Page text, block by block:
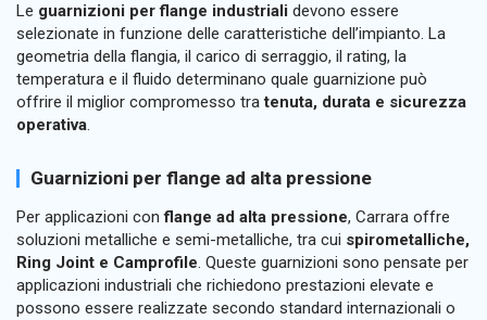
Le guarnizioni per flange industriali devono essere
selezionate in funzione delle caratteristiche dell’impianto. La
geometria della flangia, il carico di serraggio, il rating, la
temperatura e il fluido determinano quale guarnizione può
offrire il miglior compromesso tratenuta, durata e sicurezza
operativa.
Guarnizioni per flange ad alta pressione
Per applicazioni conflange ad alta pressione, Carrara offre
soluzioni metalliche e semi-metalliche, tra cui spirometalliche,
Ring Joint e Camprofile. Queste guarnizioni sono pensate per
applicazioni industriali che richiedono prestazioni elevate e
possono essere realizzate secondo standard internazionali o